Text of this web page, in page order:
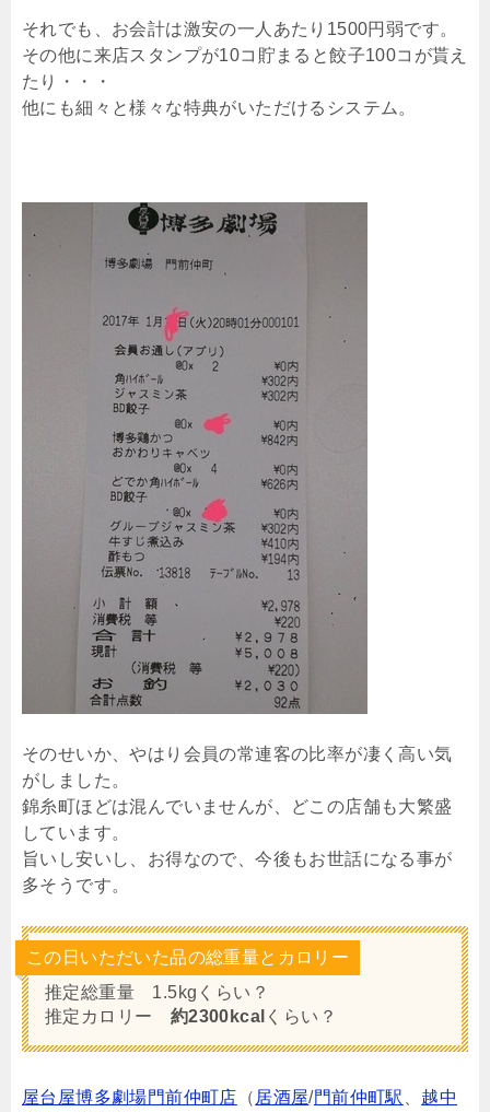
それでも、お会計は激安の一人あたり1500円弱です。
その他に来店スタンプが10コ貯まると餃子100コが貰え
たり・・・
他にも細々と様々な特典がいただけるシステム。
そのせいか、やはり会員の常連客の比率が凄く高い気
がしました。
錦糸町ほどは混んでいませんが、どこの店舗も大繁盛
しています。
旨いし安いし、お得なので、今後もお世話になる事が
多そうです。
この日いただいた品の総重量とカロリー
推定総重量 1.5kgくらい？
推定カロリー 約2300kcal くらい？
屋台屋博多劇場門前仲町店 （ 居酒屋/門前仲町駅
越中